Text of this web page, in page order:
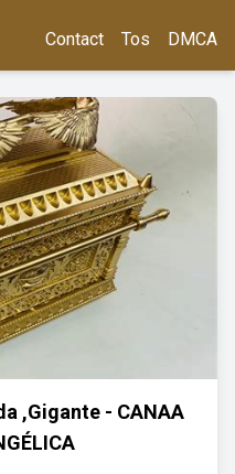
Contact Tos DMCA
,Gigante - CANAA